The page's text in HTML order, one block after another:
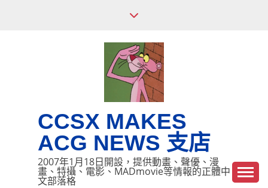
CCSX MAKES
ACG NEWS 支店
2007年1月18日開設，提供動畫、聲優、漫
畫、特攝、電影、MADmovie等情報的正體中
文部落格